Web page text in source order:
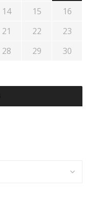
14 15
16
21 22
23
28 29
30